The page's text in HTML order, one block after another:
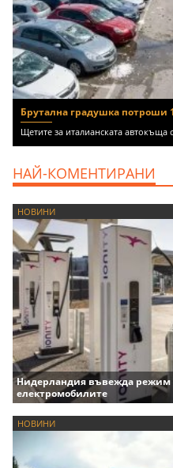
Брутална градушка потроши
Щетите за италианската
НАЙ-КОМЕНТИРАНИ
НОВИНИ
Нидерландия въвежда режим
електромобилите
НОВИНИ